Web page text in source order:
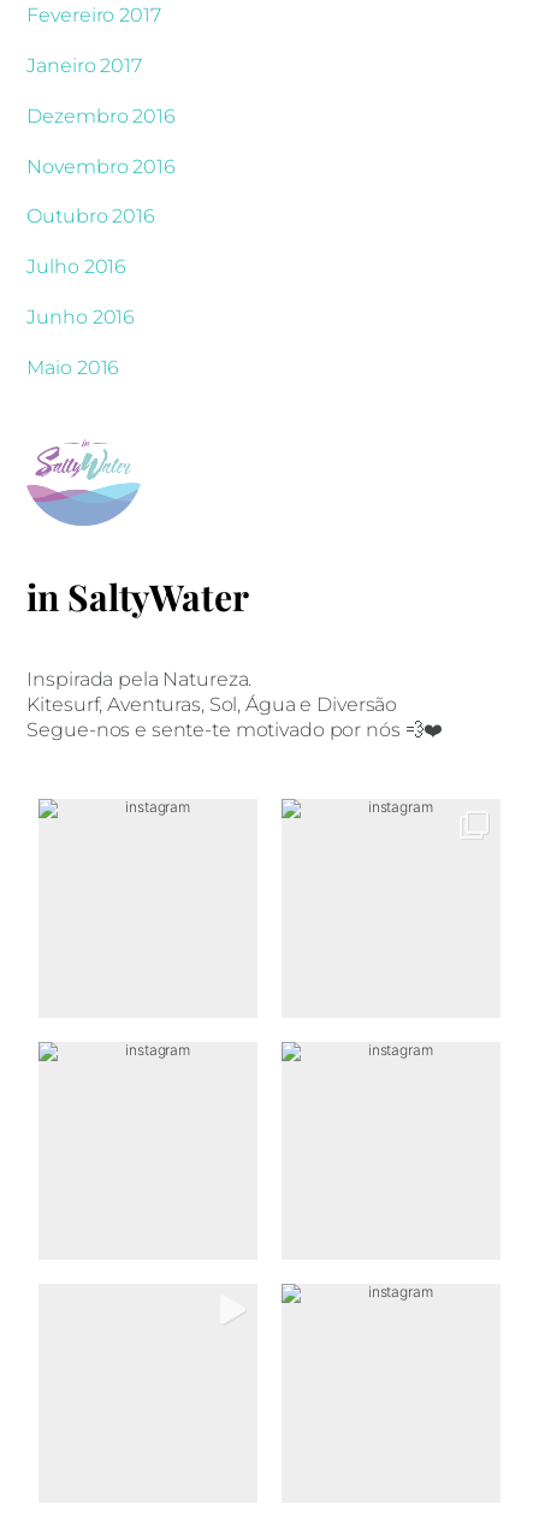
Fevereiro 2017
Janeiro 2017
Dezembro 2016
Novembro 2016
Outubro 2016
Julho 2016
Junho 2016
Maio 2016
in SaltyWater
Inspirada pela Natureza.
Kitesurf, Aventuras, Sol, Água e Diversão
Segue-nos e sente-te motivado por nós 💨❤️